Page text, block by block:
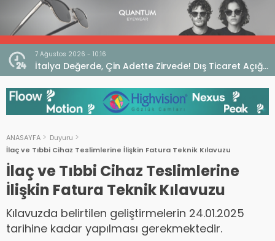
7 Ağustos 2026 - 10:16
İtalya Değerde, Çin Adette Zirvede! Dış Ticaret Açığı
Devam Ediyor
ANASAYFA
Duyuru
İlaç ve Tıbbi Cihaz Teslimlerine İlişkin Fatura Teknik Kılavuzu
İlaç ve Tıbbi Cihaz Teslimlerine
İlişkin Fatura Teknik Kılavuzu
Kılavuzda belirtilen geliştirmelerin 24.01.2025
tarihine kadar yapılması gerekmektedir.